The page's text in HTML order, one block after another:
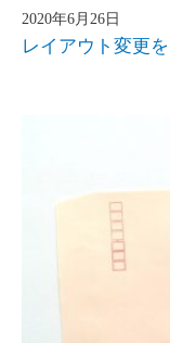
2020年6月26日
レイアウト変更